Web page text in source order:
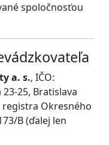
spoločnosťou
a. s., IČO:
25, Bratislava
registra Okresného
B (ďalej len